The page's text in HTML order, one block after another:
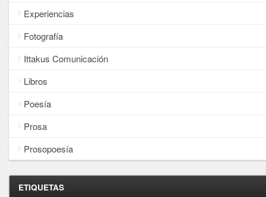
Experiencias
Fotografía
Ittakus Comunicación
Libros
Poesía
Prosa
Prosopoesía
ETIQUETAS